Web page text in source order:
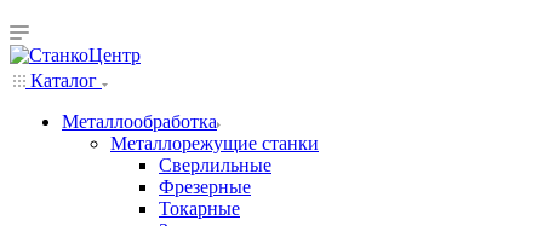
Каталог
Металлообработка
Металлорежущие станки
Сверлильные
Фрезерные
Токарные